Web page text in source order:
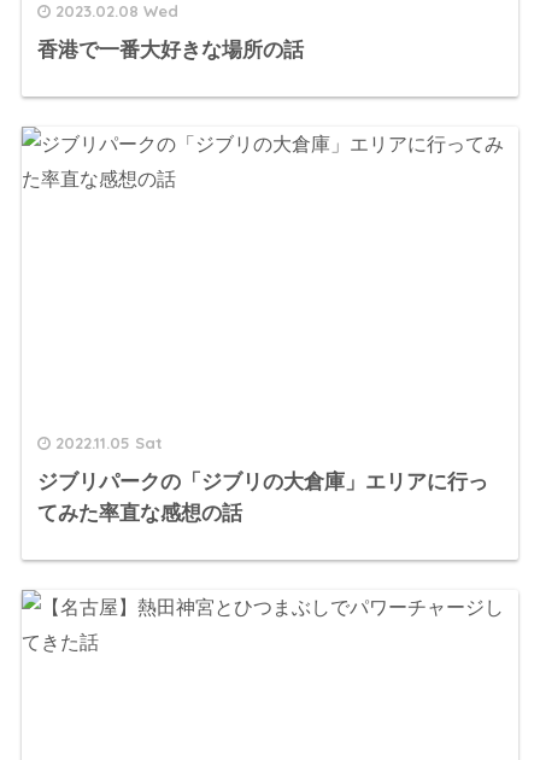
2023.02.08 Wed
香港で一番大好きな場所の話
2022.11.05 Sat
ジブリパークの「ジブリの大倉庫」エリアに行っ
てみた率直な感想の話